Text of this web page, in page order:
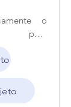
o
para